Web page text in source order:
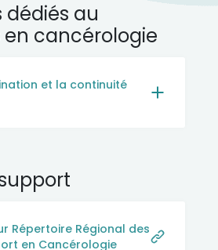
au
cancérologie
et la continuité
Répertoire Régional des
en Cancérologie